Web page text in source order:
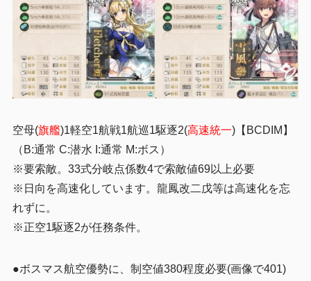
空母(旗艦)1軽空1航戦1航巡1駆逐2(高速統一)【BCDIM】
（B:通常 C:潜水 I:通常 M:ボス）
※要索敵。33式分岐点係数4で索敵値69以上必要
※日向を高速化しています。龍鳳改二戊等は高速化を忘
れずに。
※正空1駆逐2が任務条件。
●ボスマス航空優勢に、制空値380程度必要(画像で401)